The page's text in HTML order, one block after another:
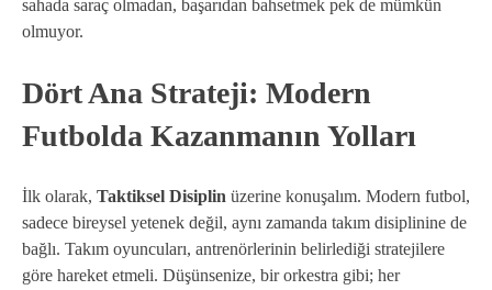
sahada saraç olmadan, başarıdan bahsetmek pek de mümkün
olmuyor.
Dört Ana Strateji: Modern
Futbolda Kazanmanın Yolları
İlk olarak, Taktiksel Disiplin üzerine konuşalım. Modern futbol,
sadece bireysel yetenek değil, aynı zamanda takım disiplinine de
bağlı. Takım oyuncuları, antrenörlerinin belirlediği stratejilere
göre hareket etmeli. Düşünsenize, bir orkestra gibi; her